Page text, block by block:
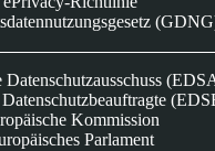
Datenschutzausschuss
Kommission
Parlament